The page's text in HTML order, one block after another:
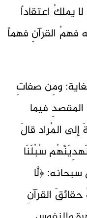
يملكُ اعتقاداً
فهمُ القرآنِ فهماً
ومِن صفاتِ
فيما
المُراد قالَ
سُبُلَنَا
﴿لَّا
القرآنِ